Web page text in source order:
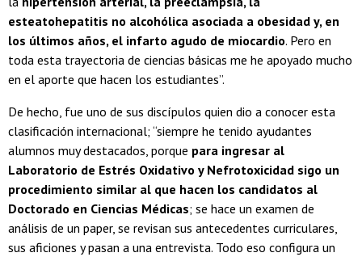
esteatohepatitis no alcohólica asociada a obesidad y, en
los últimos años, el infarto agudo de miocardio. Pero en
toda esta trayectoria de ciencias básicas me he apoyado mucho
en el aporte que hacen los estudiantes”.
De hecho, fue uno de sus discípulos quien dio a conocer esta
clasificación internacional; “siempre he tenido ayudantes
alumnos muy destacados, porque para ingresar al
Laboratorio de Estrés Oxidativo y Nefrotoxicidad sigo un
procedimiento similar al que hacen los candidatos al
Doctorado en Ciencias Médicas; se hace un examen de
análisis de un paper, se revisan sus antecedentes curriculares,
sus aficiones y pasan a una entrevista. Todo eso configura un